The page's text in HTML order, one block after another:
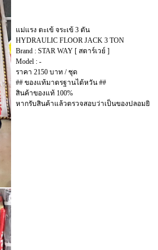
แม่แรง ตะเข้ จระเข้ 3 ตัน
HYDRAULIC FLOOR JACK 3 TON
Brand : STAR WAY [ สตาร์เวย์ ]
Model : -
ราคา 2150 บาท / ชุด
## ของแท้มาตรฐานไต้หวัน ##
สินค้าของแท้ 100%
หากรับสินค้าแล้วตรวจสอบว่าเป็นของปลอมยิน